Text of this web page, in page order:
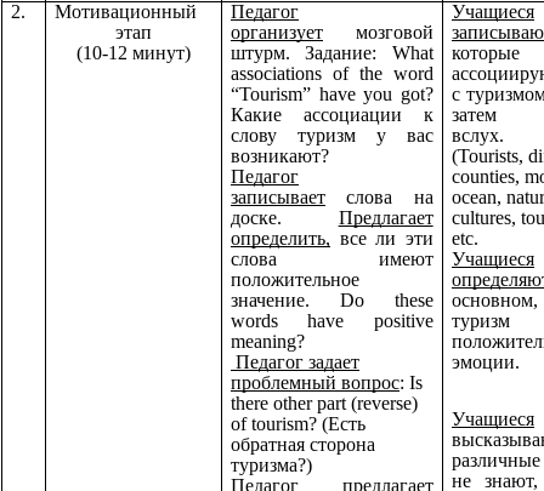
2.
Мотивационный
этап
(10-12 минут)
Педагог
организует мозговой
штурм. Задание: What
associations of the word
“Tourism” have you got?
Какие ассоциации к
слову туризм у вас
возникают?
Педагог
записывает слова на
доске. Предлагает
определить, все ли эти
слова имеют
положительное
значение. Do these
words have positive
meaning?
Педагог задает
проблемный вопрос: Is
there other part (reverse)
of tourism? (Есть
обратная сторона
туризма?)
Педагог предлагает
Учащиеся
которые
с
затем
вслух.
(Tourists,
counties,
ocean,
cultures,
etc.
Учащиеся
туризм
эмоции.
Учащиеся
не